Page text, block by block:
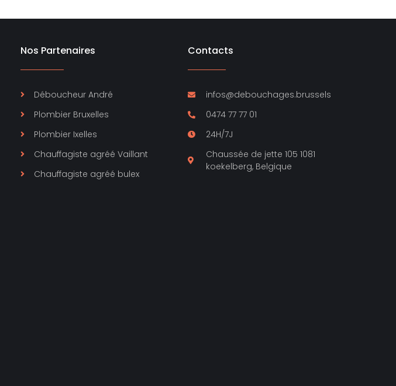
Nos Partenaires
Déboucheur André
Plombier Bruxelles
Plombier Ixelles
Chauffagiste agréé Vaillant
Chauffagiste agréé bulex
Contacts
infos@debouchages.brussels
0474 77 77 01
24H/7J
Chaussée de jette 105 1081
koekelberg, Belgique